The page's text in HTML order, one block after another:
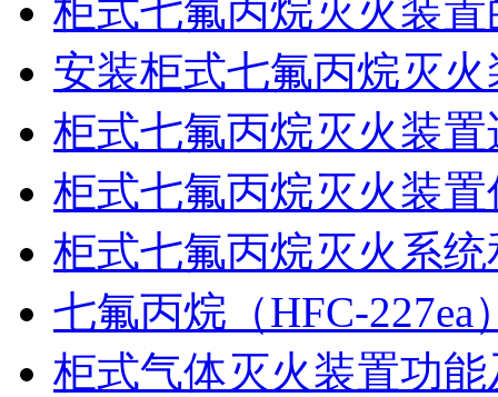
柜式七氟丙烷灭火装
安装柜式七氟丙烷灭
柜式七氟丙烷灭火装
柜式七氟丙烷灭火装
柜式七氟丙烷灭火系
七氟丙烷（HFC-
柜式气体灭火装置功